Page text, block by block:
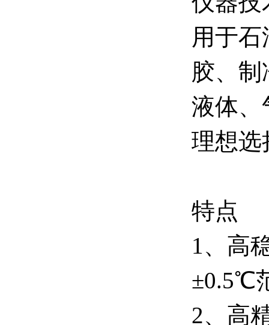
用于
胶、
液体、
理想选
特点
1、高
±0.5℃
2、高